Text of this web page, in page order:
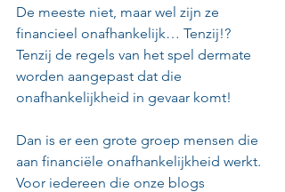
De meeste niet, maar wel zijn ze
financieel onafhankelijk… Tenzij!?
Tenzij de regels van het spel dermate
worden aangepast dat die
onafhankelijkheid in gevaar komt!
Dan is er een grote groep mensen die
aan financiële onafhankelijkheid werkt.
Voor iedereen die onze blogs